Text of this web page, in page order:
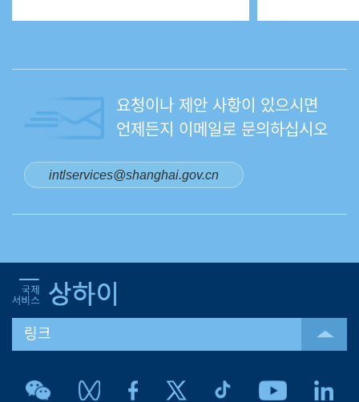
요청이나 제안 사항이 있으시면
언제든지 이메일로 문의하십시오
intlservices@shanghai.gov.cn
링크